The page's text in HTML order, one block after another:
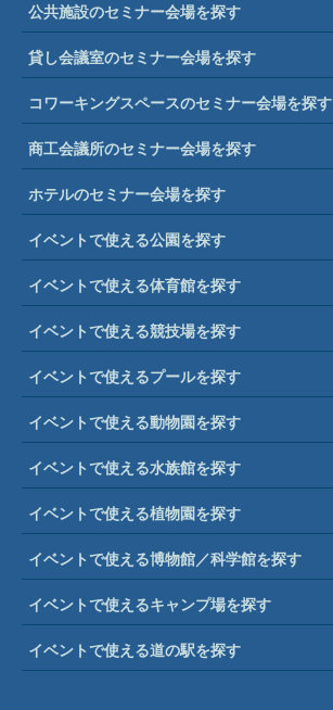
公共施設のセミナー会場を探す
貸し会議室のセミナー会場を探す
コワーキングスペースのセミナー会場を探す
商工会議所のセミナー会場を探す
ホテルのセミナー会場を探す
イベントで使える公園を探す
イベントで使える体育館を探す
イベントで使える競技場を探す
イベントで使えるプールを探す
イベントで使える動物園を探す
イベントで使える水族館を探す
イベントで使える植物園を探す
イベントで使える博物館／科学館を探す
イベントで使えるキャンプ場を探す
イベントで使える道の駅を探す